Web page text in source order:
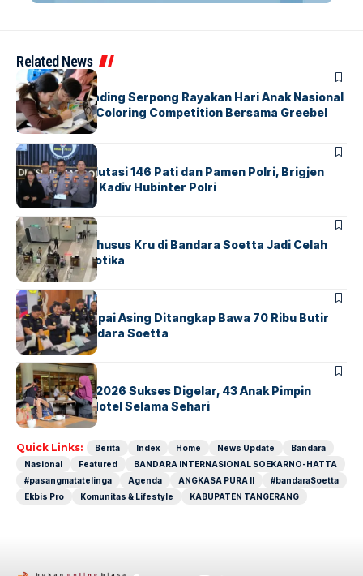
Related News
BERITAINDEX
Atria Hotel Gading Serpong Rayakan Hari Anak Nasional
Lewat Family Coloring Competition Bersama Greebel
Indonesia
BERITA
Mabes Polri Mutasi 146 Pati dan Pamen Polri, Brigjen
Untung Jabat Kadiv Hubinter Polri
BANDARABERITA
Ketika Jalur Khusus Kru di Bandara Soetta Jadi Celah
Sindikat Narkotika
BANDARA BERITA
Kopilot Maskapai Asing Ditangkap Bawa 70 Ribu Butir
Ekstasi di Bandara Soetta
BERITAINDEX
GM For A Day 2026 Sukses Digelar, 43 Anak Pimpin
Operasional Hotel Selama Sehari
Quick Links: Berita Index Home News Update
Bandara
Nasional
Featured
BANDARA INTERNASIONAL SOEKARNO-HATTA
#pasangmatatelinga
Agenda ANGKASA PURA II
#bandaraSoetta
Ekbis Pro
Komunitas & Lifestyle KABUPATEN TANGERANG